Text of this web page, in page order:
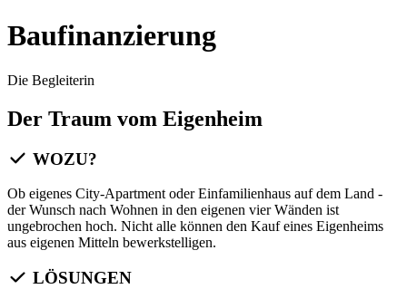
Baufinanzierung
Die Begleiterin
Der Traum vom Eigenheim
WOZU?
Ob eigenes City-Apartment oder Einfamilienhaus auf dem Land -
der Wunsch nach Wohnen in den eigenen vier Wänden ist
ungebrochen hoch. Nicht alle können den Kauf eines Eigenheims
aus eigenen Mitteln bewerkstelligen.
LÖSUNGEN